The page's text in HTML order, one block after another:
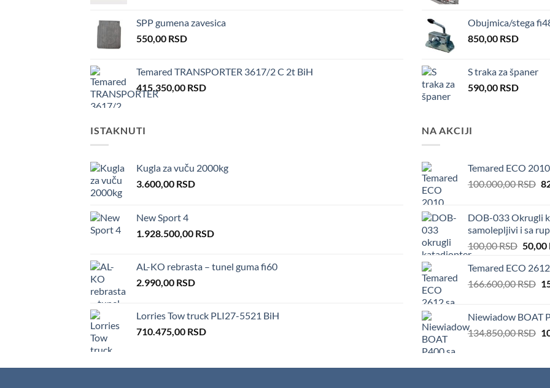
SPP gumena zavesica
550,00 RSD
Temared TRANSPORTER 3617/2 C 2t BiH
415.350,00 RSD
Obujmica/stega
850,00 RSD
S traka za španer
590,00 RSD
ISTAKNUTI
Kugla za vuču 2000kg
3.600,00 RSD
New Sport 4
1.928.500,00 RSD
AL-KO rebrasta – tunel guma fi60
2.990,00 RSD
Lorries Tow truck PLI27-5521 BiH
710.475,00 RSD
NA AKCIJI
Temared ECO 2010
100.000,00RSD
DOB-033 Okrugli
samolepljivi i sa
100,00RSD
was:
50,00
Temared ECO
166.600,00RSD
Niewiadow BOAT
134.850,00RSD